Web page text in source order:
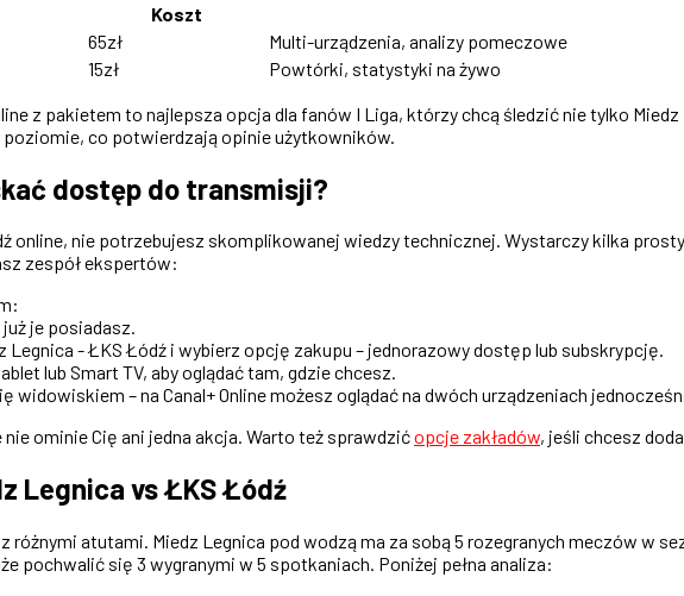
Koszt
65zł
Multi-urządzenia, analizy pomeczowe
15zł
Powtórki, statystyki na żywo
z pakietem to najlepsza opcja dla fanów I Liga, którzy chcą śledzić nie tylko
co potwierdzają opinie użytkowników.
dostęp do transmisji?
online, nie potrzebujesz skomplikowanej wiedzy technicznej. Wystarczy kilka
zespół ekspertów:
je posiadasz.
Legnica - ŁKS Łódź i wybierz opcję zakupu – jednorazowy dostęp lub subskrypcję.
lub Smart TV, aby oglądać tam, gdzie chcesz.
widowiskiem – na Canal+ Online możesz oglądać na dwóch urządzeniach
ominie Cię ani jedna akcja. Warto też sprawdzićopcje zakładów, jeśli chcesz
Legnica vs ŁKS Łódź
różnymi atutami. Miedz Legnica pod wodzą ma za sobą 5 rozegranych meczów w
pochwalić się 3 wygranymi w 5 spotkaniach. Poniżej pełna analiza: